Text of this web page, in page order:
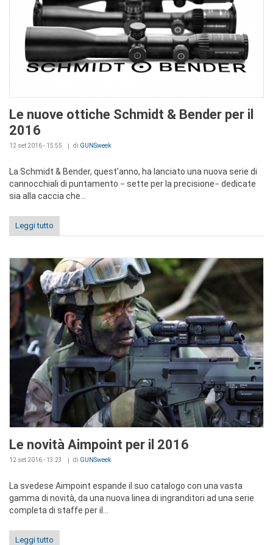
Le nuove ottiche Schmidt & Bender per il
2016
12 set 2016 - 15:55 di GUNSweek
La Schmidt & Bender, quest'anno, ha lanciato una nuova serie di
cannocchiali di puntamento − sette per la precisione− dedicate
sia alla caccia che...
Leggi tutto
Le novità Aimpoint per il 2016
12 set 2016 - 13:23 di GUNSweek
La svedese Aimpoint espande il suo catalogo con una vasta
gamma di novità, da una nuova linea di ingranditori ad una serie
completa di staffe per il...
Leggi tutto